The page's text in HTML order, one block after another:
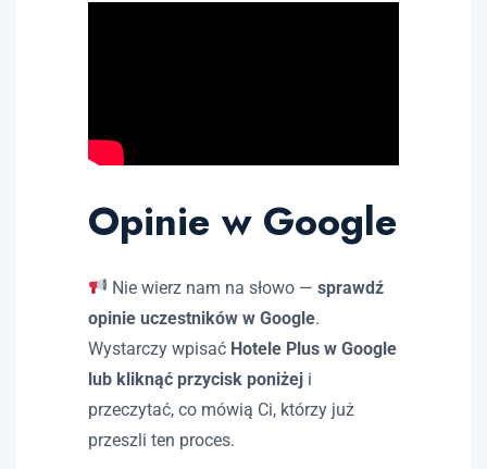
Opinie w Google
Nie wierz nam na słowo —sprawdź
opinie uczestników w Google.
Wystarczy wpisać Hotele Plus w Google
lub kliknąć przycisk poniżej i
przeczytać, co mówią Ci, którzy już
przeszli ten proces.